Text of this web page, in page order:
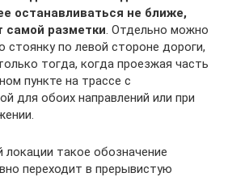
останавливаться не ближе,
самой разметки . Отдельно можно
стоянку по левой стороне дороги,
тогда, когда проезжая часть
пункте на трассе с
для обоих направлений или при
локации такое обозначение
переходит в прерывистую